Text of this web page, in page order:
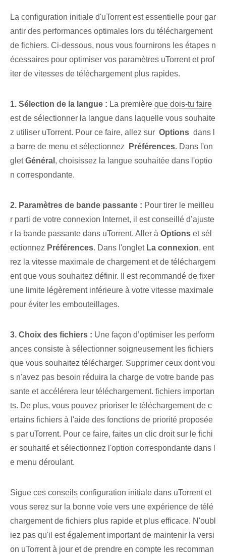
La configuration initiale d'uTorrent est essentielle pour gar
antir des performances optimales lors du téléchargement
de fichiers. Ci-dessous, nous vous fournirons les étapes n
écessaires pour optimiser vos paramètres uTorrent et prof
iter de vitesses de téléchargement plus rapides.
1.​ Sélection de la langue : La première que dois-tu faire
est de sélectionner ⁤la ⁤langue‍ dans laquelle ⁣vous souhaite
z utiliser uTorrent.⁣ Pour ce faire, allez sur ‌ Options ⁢ dans l
a barre de menu et sélectionnez ​
Préférences. ⁢Dans l'on
gletGénéral , choisissez la langue souhaitée dans l'optio
n correspondante.
2. Paramètres de bande passante : Pour tirer le meilleu
r parti de votre connexion Internet, il est conseillé d’ajuste
r la bande passante dans uTorrent. ‍Aller ⁢à⁢ Options et sél
ectionnez Préférences. Dans l'onglet La connexion, ent
rez la vitesse maximale de chargement et de téléchargem
ent que vous souhaitez définir. Il est recommandé de fixer
une limite légèrement inférieure à votre vitesse maximale
pour éviter les embouteillages.
3. Choix des fichiers : Une façon d’optimiser les perform
ances consiste à sélectionner soigneusement les fichiers
que vous souhaitez télécharger. Supprimer ceux dont vou
s n'avez pas besoin réduira la charge de votre bande pas
sante et accélérera leur téléchargement. fichiers importan
ts. De plus, vous pouvez prioriser le téléchargement de c
ertains fichiers à l'aide des fonctions de priorité proposée
s par uTorrent. Pour ce faire, faites un clic droit sur le fichi
er souhaité et sélectionnez l'option correspondante dans l
e menu déroulant.
Sigue ces conseils configuration initiale dans uTorrent et
vous serez sur la bonne voie vers une expérience de télé
chargement de fichiers plus rapide et plus efficace. N'oubl
iez pas ‌qu'il est également important‍ de maintenir la versi
on ⁤uTorrent⁢ à jour et de prendre ‌en compte les ⁢recomman